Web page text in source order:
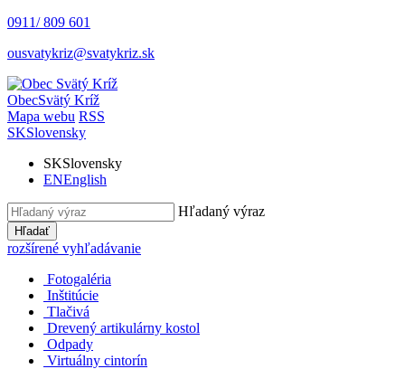
0911/ 809 601
ousvatykriz@svatykriz.sk
ObecSvätý Kríž
Mapa webu RSS
SKSlovensky
SKSlovensky
ENEnglish
Hľadaný výraz
Hľadať
rozšírené vyhľadávanie
Fotogaléria
Inštitúcie
Tlačivá
Drevený artikulárny kostol
Odpady
Virtuálny cintorín